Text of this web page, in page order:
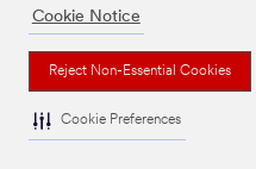
Cookie Notice
Reject Non-Essential Cookies
Cookie Preferences